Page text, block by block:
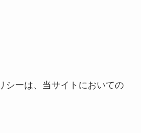
シーは、当サイトにおいての